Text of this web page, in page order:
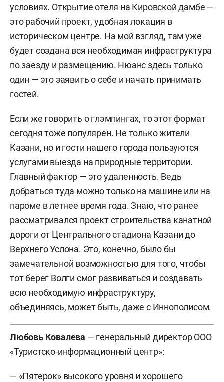
условиях. Открытие отеля на Кировской дамбе —
это рабочий проект, удобная локация в
историческом центре. На мой взгляд, там уже
будет создана вся необходимая инфраструктура
по заезду и размещению. Нюанс здесь только
один — это заявить о себе и начать принимать
гостей.
Если же говорить о глэмпингах, то этот формат
сегодня тоже популярен. Не только жители
Казани, но и гости нашего города пользуются
услугами выезда на природные территории.
Главный фактор — это удаленность. Ведь
добраться туда можно только на машине или на
пароме в летнее время года. Знаю, что ранее
рассматривался проект строительства канатной
дороги от Центрального стадиона Казани до
Верхнего Услона. Это, конечно, было бы
замечательной возможностью для того, чтобы
тот берег Волги смог развиваться и создавать
всю необходимую инфраструктуру,
объединяясь, может быть, даже с Иннополисом.
Любовь Ковалева — генеральный директор ООО
«Туристско-информационный центр»:
— «Пятерок» высокого уровня и хорошего